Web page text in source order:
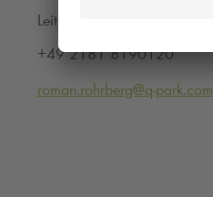
Leitung Marketing & Sales
+49 2181 8190120
roman.rohrberg@q-park.com